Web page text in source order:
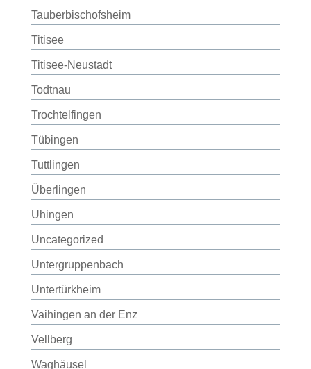
Tauberbischofsheim
Titisee
Titisee-Neustadt
Todtnau
Trochtelfingen
Tübingen
Tuttlingen
Überlingen
Uhingen
Uncategorized
Untergruppenbach
Untertürkheim
Vaihingen an der Enz
Vellberg
Waghäusel